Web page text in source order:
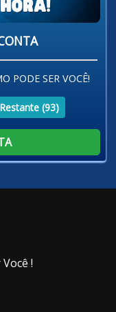
PODE SER VOCÊ!
Restante (93)
!